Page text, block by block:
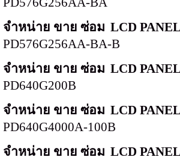
จำหน่าย ขาย ซ่อม LCD
PD576G256AA-BA-B
จำหน่าย ขาย ซ่อม LCD
PD640G200B
จำหน่าย ขาย ซ่อม LCD
PD640G4000A-100B
จำหน่าย ขาย ซ่อม LCD